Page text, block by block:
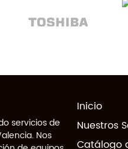
servicios de
Nos
Inicio
Nuestros
Catálogo